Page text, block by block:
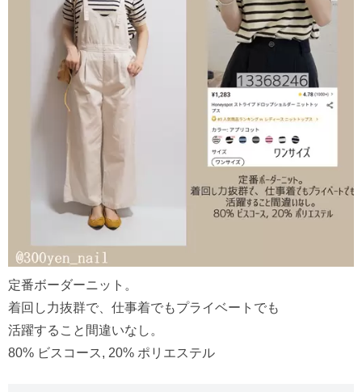
定番ボーダーニット。
着回し力抜群で、仕事着でもプライベートでも
活躍すること間違いなし。
80% ビスコース, 20% ポリエステル